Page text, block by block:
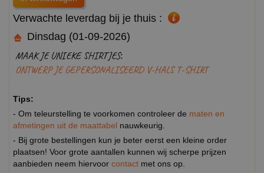
Verwachte leverdag bij je thuis :
Dinsdag (01-09-2026)
MAAK JE UNIEKE SHIRTJES:
ONTWERP JE GEPERSONALISEERD V-HALS T-SHIRT
Tips:
- Om teleurstelling te voorkomen controleer de maten en
afmetingen uit de maattabel nauwkeurig.
- Bij grote bestellingen kun je beter eerst een kleine order
plaatsen! Voor grote aantallen kunnen wij scherpe prijzen
aanbieden neem hiervoor contact met ons op.